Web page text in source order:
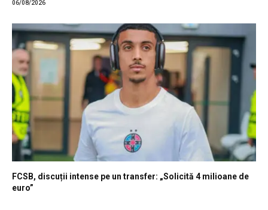
06/08/2026
FCSB, discuții intense pe un transfer: „Solicită 4 milioane de
euro”